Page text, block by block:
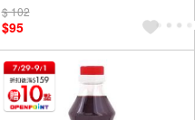
$ 102
$95